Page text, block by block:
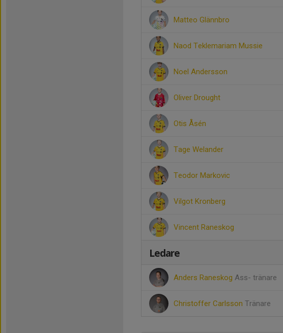
Matteo Glännbro
Naod Teklemariam Mussie
Noel Andersson
Oliver Drought
Otis Åsén
Tage Welander
Teodor Markovic
Vilgot Kronberg
Vincent Raneskog
Ledare
Anders Raneskog Ass- tränare
Christoffer Carlsson Tränare